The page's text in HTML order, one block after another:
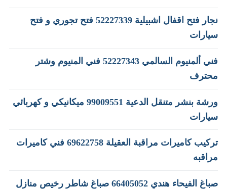
نجار فتح اقفال اشبيلية 52227339 فتح تجوري و فتح
سيارات
فني ألمنيوم السالمي 52227343 فني المنيوم وشتر
محترف
ورشة بنشر متنقل الدعية 99009551‬ ميكانيكي و كهربائي
سيارات
تركيب كاميرات مراقبة العقيلة 69622758 فني كاميرات
مراقبه
صباغ الفيحاء هندي 66405052 صباغ شاطر رخيص منازل